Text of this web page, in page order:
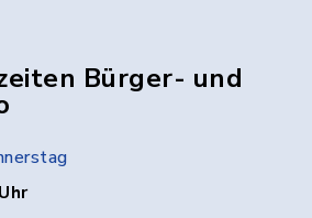
Bürger- und